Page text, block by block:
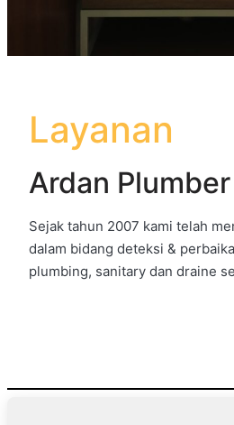
Layanan
Ardan Plumber
Sejak tahun 2007 kami telah
dalam bidang deteksi &
plumbing, sanitary dan draine